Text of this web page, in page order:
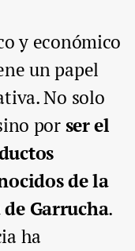
y económico
un papel
No solo
porser el
de la
Garrucha.
ha